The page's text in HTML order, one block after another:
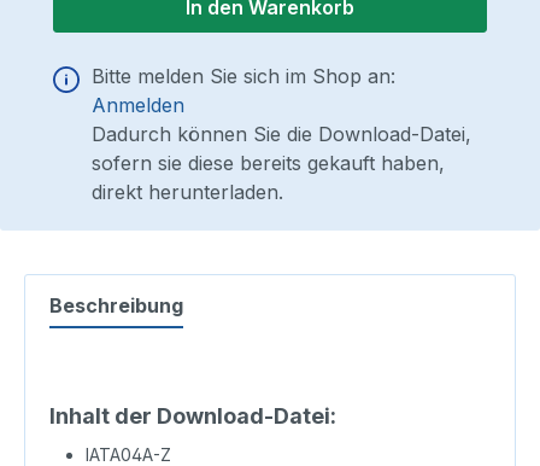
In den Warenkorb
Bitte melden Sie sich im Shop an:
Anmelden
Dadurch können Sie die Download-Datei,
sofern sie diese bereits gekauft haben,
direkt herunterladen.
Beschreibung
Inhalt der Download-Datei:
IATA04A-Z